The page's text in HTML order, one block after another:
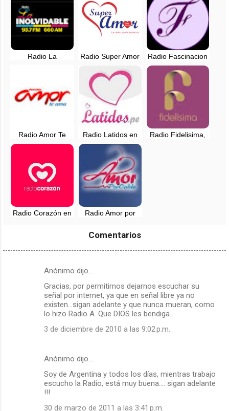
Radio La
Radio Super Amor
en vivo - Lima,
Perú
Radio Fascinacion
en vivo - Lima,
Perú
Radio Amor Te
ama, en vivo -
Radio Latidos en
vivo - 94.7 FM -
Huaral, Lima
Radio Fidelisima,
Radio Corazón en
Radio Amor por
Comentarios
Anónimo dijo…
Gracias, por permitirnos dejarnos escuchar su
señal por internet, ya que en señal libre ya no
existen...sigan adelante y que nunca mueran, como
lo hizo Radio A. Que DIOS les bendiga.
3 de diciembre de 2010 a las 9:02 p.m.
Anónimo dijo…
Soy de Argentina y todos los días, mientras trabajo
escucho la Radio, está muy buena.... sigan adelante
!!!
30 de marzo de 2011 a las 3:41 p.m.